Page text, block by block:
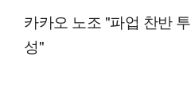
카카오 노조 "파업 찬반
성"